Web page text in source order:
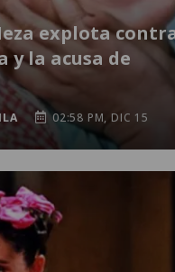
explota
y la acusa de
02:58 PM, DIC 15